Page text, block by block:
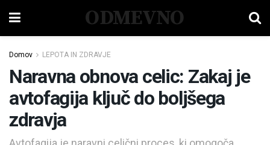
ODMEVNO
Domov LEPOTA IN ZDRAVJE
Naravna obnova celic: Zakaj je
avtofagija ključ do boljšega
zdravja